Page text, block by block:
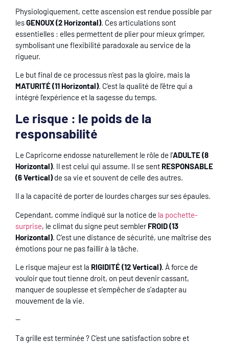
Physiologiquement, cette ascension est rendue possible par
lesGENOUX (2 Horizontal). Ces articulations sont
essentielles : elles permettent de plier pour mieux grimper,
symbolisant une flexibilité paradoxale au service de la
rigueur.
Le but final de ce processus n’est pas la gloire, mais la
MATURITÉ (11 Horizontal). C’est la qualité de l’être qui a
intégré l’expérience et la sagesse du temps.
Le risque : le poids de la
responsabilité
Le Capricorne endosse naturellement le rôle de l’ADULTE (8
Horizontal). Il est celui qui assume. Il se sent RESPONSABLE
(6 Vertical)de sa vie et souvent de celle des autres.
Il a la capacité de porter de lourdes charges sur ses épaules.
Cependant, comme indiqué sur la notice de la pochette-
surprise, le climat du signe peut semblerFROID (13
Horizontal). C’est une distance de sécurité, une maîtrise des
émotions pour ne pas faillir à la tâche.
Le risque majeur est la RIGIDITÉ (12 Vertical). À force de
vouloir que tout tienne droit, on peut devenir cassant,
manquer de souplesse et s’empêcher de s’adapter au
mouvement de la vie.
—
Ta grille est terminée ? C’est une satisfaction sobre et